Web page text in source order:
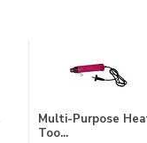
Multi-Purpose
Too...